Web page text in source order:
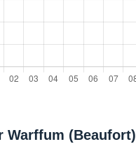
Warffum (Beaufort)